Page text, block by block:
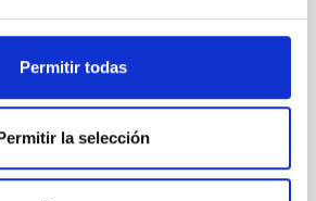
Permitir todas
la selección
(GTC) y los Observatorios...